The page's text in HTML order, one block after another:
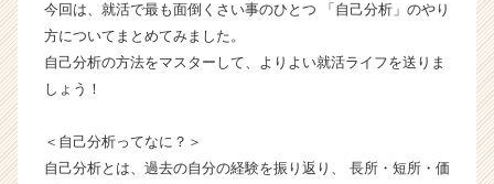
イ
ン】
|
チ
ャ
今回は、就活で最も面倒くさい事のひとつ 「自己分析」のやり
方についてまとめてみました。
自己分析の方法をマスターして、よりよい就活ライフを送りま
しょう！
＜自己分析ってなに？＞
自己分析とは、過去の自分の経験を振り返り、 長所・短所・価